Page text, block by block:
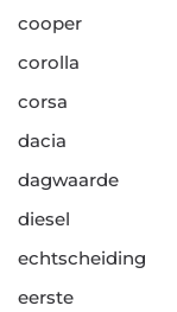
cooper
corolla
corsa
dacia
dagwaarde
diesel
echtscheiding
eerste